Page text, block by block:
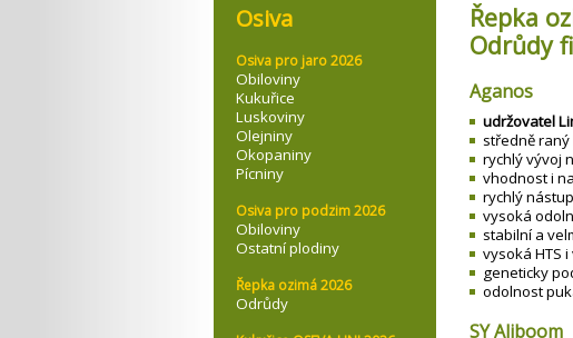
Osiva
Osiva pro jaro 2026
Obiloviny
Kukuřice
Luskoviny
Olejniny
Okopaniny
Pícniny
Osiva pro podzim 2026
Obiloviny
Ostatní plodiny
Řepka ozimá 2026
Odrůdy
Řepka
Odrůdy
Aganos
udržovatel
středně
rychlý vývoj
vhodnost i
rychlý
vysoká
stabilní a
vysoká HTS
geneticky
odolnost
SY Aliboom